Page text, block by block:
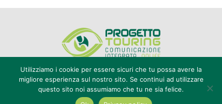
Editore Progetto Touring srl - iscrizione al ROC n°20616 - P.IVA e CF
02636800803 - Reg. Tribunale Reggio Calabria n° 04/1976 -
Utilizziamo i cookie per essere sicuri che tu possa avere la
migliore esperienza sul nostro sito. Se continui ad utilizzare
questo sito noi assumiamo che tu ne sia felice.